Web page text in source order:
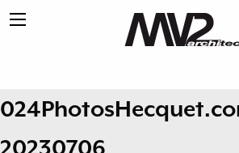
20230706